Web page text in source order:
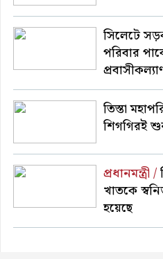
সিলেটে
পরিবার
তিস্তা
শিগগিরই
প্রধানমন্ত্রী /
খাতকে
হয়েছে